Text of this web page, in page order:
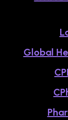
Global